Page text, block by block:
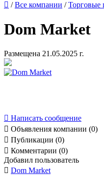
 /Все компании /Торговые
Dom Market
Размещена 21.05.2025 г.
 Написать сообщение
 Объявления компании (0)
 Публикации (0)
 Комментарии (0)
Добавил пользователь
 Dom Market